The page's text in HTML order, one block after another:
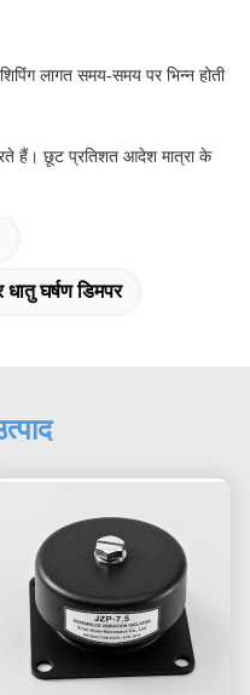
लागत समय-समय पर भिन्न होती
हैं। छूट प्रतिशत आदेश मात्रा के
धातु घर्षण डिमपर